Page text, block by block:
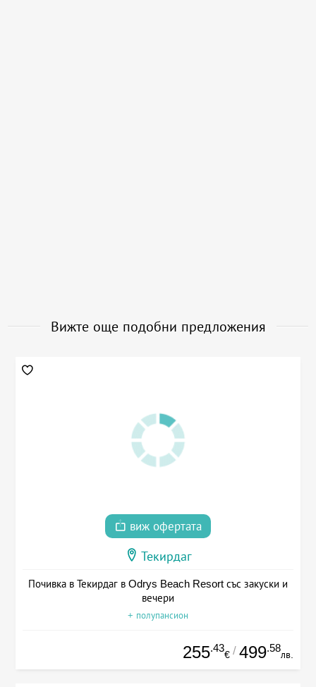
Вижте още подобни предложения
виж офертата
Текирдаг
Почивка в Текирдаг в Odrys Beach Resort със закуски и
вечери
+ полупансион
255.43
€ / 499.58
лв.